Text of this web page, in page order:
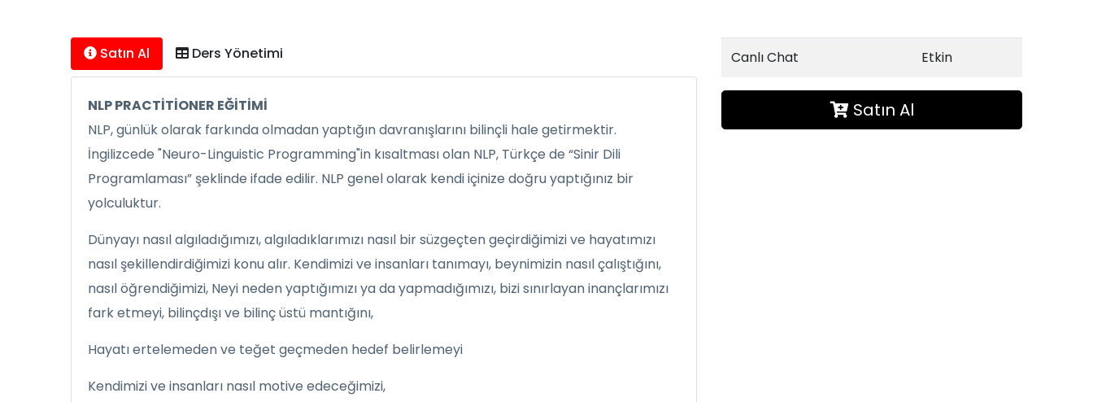
Satın Al Ders Yönetimi
NLP PRACTİTİONER EĞİTİMİ
NLP, günlük olarak farkında olmadan yaptığın davranışlarını bilinçli hale getirmektir.
İngilizcede "Neuro-Linguistic Programming"in kısaltması olan NLP, Türkçe de “Sinir Dili
Programlaması” şeklinde ifade edilir. NLP genel olarak kendi içinize doğru yaptığınız bir
yolculuktur.
Dünyayı nasıl algıladığımızı, algıladıklarımızı nasıl bir süzgeçten geçirdiğimizi ve hayatımızı
nasıl şekillendirdiğimizi konu alır. Kendimizi ve insanları tanımayı, beynimizin nasıl çalıştığını,
nasıl öğrendiğimizi, Neyi neden yaptığımızı ya da yapmadığımızı, bizi sınırlayan inançlarımızı
fark etmeyi, bilinçdışı ve bilinç üstü mantığını,
Hayatı ertelemeden ve teğet geçmeden hedef belirlemeyi
Kendimizi ve insanları nasıl motive edeceğimizi,
Canlı Chat Etkin
Satın Al